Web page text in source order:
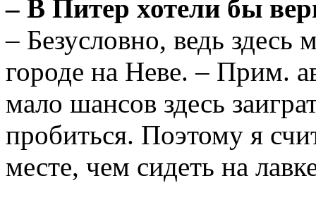
– В Питер хотели бы
– Безусловно, ведь здесь
городе на Неве. – Прим.
мало шансов здесь
пробиться. Поэтому я
месте, чем сидеть на